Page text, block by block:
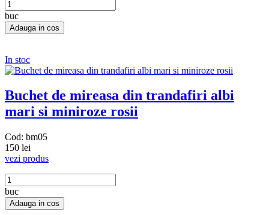
buc
In stoc
Buchet de mireasa din trandafiri albi
mari si miniroze rosii
Cod: bm05
150 lei
vezi produs
buc